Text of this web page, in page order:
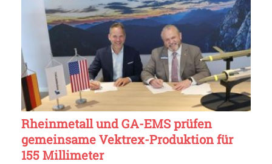
Rheinmetall und GA-EMS prüfen
gemeinsame Vektrex-Produktion für
155 Millimeter